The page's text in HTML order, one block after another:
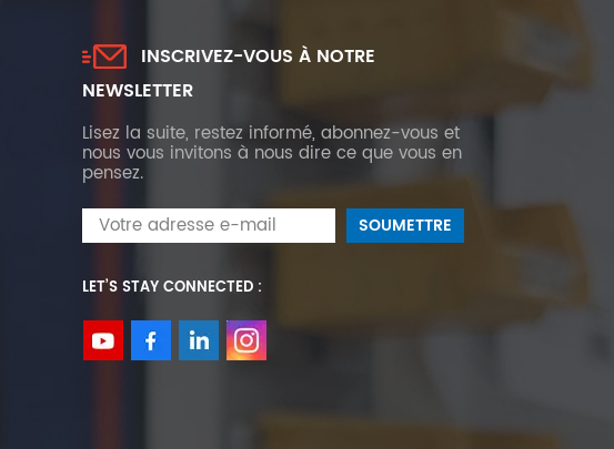
INSCRIVEZ-VOUS À NOTRE
NEWSLETTER
Lisez la suite, restez informé, abonnez-vous et
nous vous invitons à nous dire ce que vous en
pensez.
LET’S STAY CONNECTED :